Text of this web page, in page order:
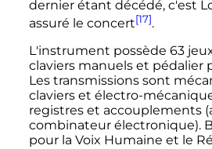
dernier étant décédé, c'est
assuré le concert[17].
L'instrument possède 63
claviers manuels et pédalier
Les transmissions sont
claviers et électro-
registres et accouplements
combinateur électronique).
pour la Voix Humaine et le